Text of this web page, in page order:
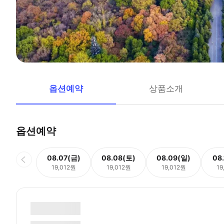
옵션예약 상품소개
옵션예약
08.07(금)
19,012원
08.08(토)
19,012원
08.09(일)
19,012원